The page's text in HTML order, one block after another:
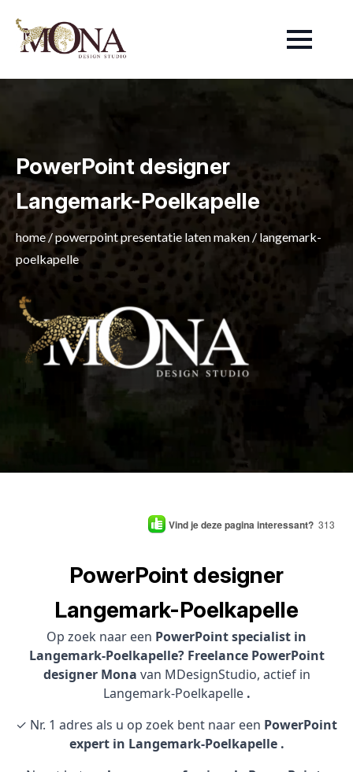
PowerPoint designer
Langemark-Poelkapelle
home/powerpoint presentatie laten maken / langemark-
poelkapelle
Vind je deze pagina interessant? 313
PowerPoint designer
Langemark-Poelkapelle
Op zoek naar een PowerPoint specialist in
Langemark-Poelkapelle? Freelance PowerPoint
designer Mona van MDesignStudio, actief in
Langemark-Poelkapelle .
✓ Nr. 1 adres als u op zoek bent naar een PowerPoint
expert in Langemark-Poelkapelle .